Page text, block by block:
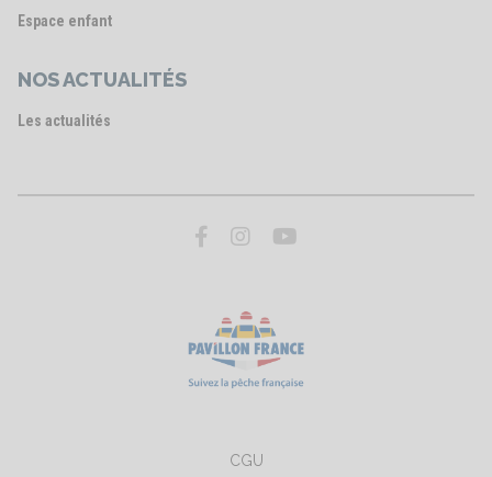
Espace enfant
NOS ACTUALITÉS
Les actualités
CGU